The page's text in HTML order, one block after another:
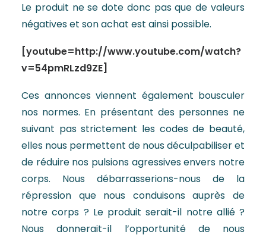
Le produit ne se dote donc pas que de valeurs
négatives et son achat est ainsi possible.
[youtube=http://www.youtube.com/watch?
v=54pmRLzd9ZE]
Ces annonces viennent également bousculer
nos normes. En présentant des personnes ne
suivant pas strictement les codes de beauté,
elles nous permettent de nous déculpabiliser et
de réduire nos pulsions agressives envers notre
corps. Nous débarrasserions-nous de la
répression que nous conduisons auprès de
notre corps ? Le produit serait-il notre allié ?
Nous donnerait-il l’opportunité de nous